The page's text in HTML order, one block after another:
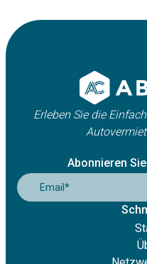
Erleben Sie die
Abonnieren
Email *